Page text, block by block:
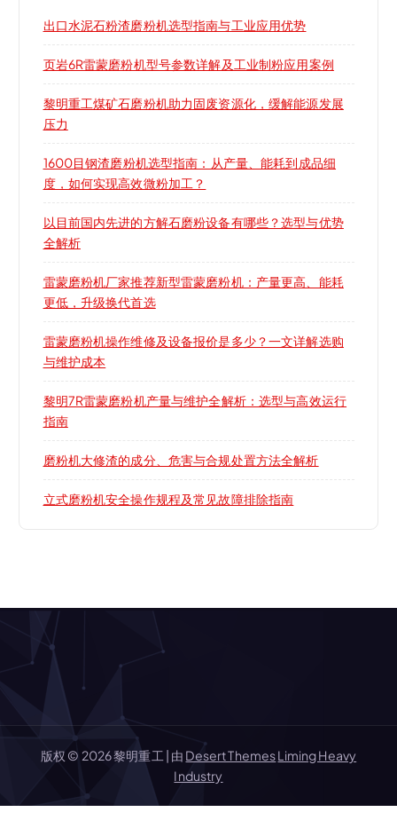
出口水泥石粉渣磨粉机选型指南与工业应用优势
页岩6R雷蒙磨粉机型号参数详解及工业制粉应用案例
黎明重工煤矿石磨粉机助力固废资源化，缓解能源发展
压力
1600目钢渣磨粉机选型指南：从产量、能耗到成品细
度，如何实现高效微粉加工？
以目前国内先进的方解石磨粉设备有哪些？选型与优势
全解析
雷蒙磨粉机厂家推荐新型雷蒙磨粉机：产量更高、能耗
更低，升级换代首选
雷蒙磨粉机操作维修及设备报价是多少？一文详解选购
与维护成本
黎明7R雷蒙磨粉机产量与维护全解析：选型与高效运行
指南
磨粉机大修渣的成分、危害与合规处置方法全解析
立式磨粉机安全操作规程及常见故障排除指南
版权 © 2026 黎明重工 | 由 Desert ThemesLiming Heavy
Industry